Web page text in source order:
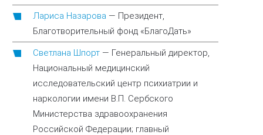
Лариса Назарова — Президент,
Благотворительный фонд «БлагоДать»
Светлана Шпорт — Генеральный директор,
Национальный медицинский
исследовательский центр психиатрии и
наркологии имени В.П. Сербского
Министерства здравоохранения
Российской Федерации; главный